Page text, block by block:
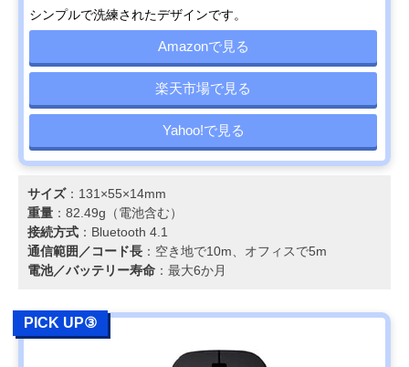
シンプルで洗練されたデザインです。
Amazonで見る
楽天市場で見る
Yahoo!で見る
サイズ：131×55×14mm
重量 ：82.49g（電池含む）
接続方式 ：Bluetooth 4.1
通信範囲／コード長 ：空き地で10m、オフィスで5m
電池／バッテリー寿命 ：最大6か月
PICK UP③